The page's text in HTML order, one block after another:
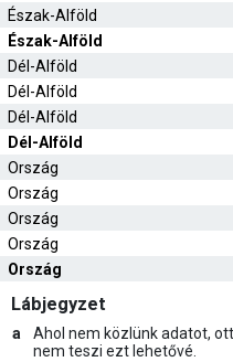
Észak-Alföld
Észak-Alföld
Dél-Alföld
Dél-Alföld
Dél-Alföld
Dél-Alföld
Ország
Ország
Ország
Ország
Ország
Lábjegyzet
a
Ahol nem közlünk adatot,
nem teszi ezt lehetővé.